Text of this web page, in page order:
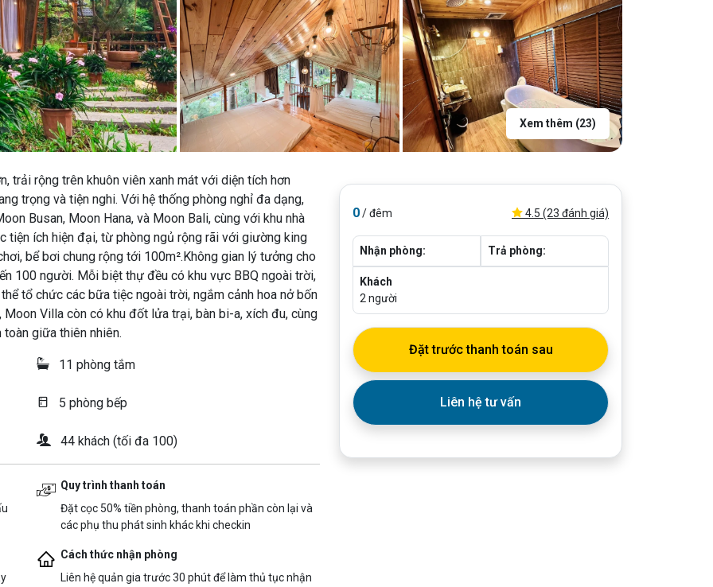
Xem thêm (23)
trải rộng trên khuôn viên xanh mát với diện tích hơn
trọng và tiện nghi. Với hệ thống phòng nghỉ đa dạng,
Busan, Moon Hana, và Moon Bali, cùng với khu nhà
tiện ích hiện đại, từ phòng ngủ rộng rãi với giường king
bể bơi chung rộng tới 100m².Không gian lý tưởng cho
100 người. Mỗi biệt thự đều có khu vực BBQ ngoài trời,
tổ chức các bữa tiệc ngoài trời, ngắm cảnh hoa nở bốn
Villa còn có khu đốt lửa trại, bàn bi-a, xích đu, cùng
giữa thiên nhiên.
11 phòng tắm
5 phòng bếp
44 khách (tối đa 100)
Quy trình thanh toán
Đặt cọc 50% tiền phòng, thanh toán phần còn lại và
các phụ thu phát sinh khác khi checkin
Cách thức nhận phòng
Liên hệ quản gia trước 30 phút để làm thủ tục nhận
0/ đêm 4.5 (23 đánh giá)
Nhận phòng: Trả phòng:
Khách
2người
Đặt trước thanh toán sau
Liên hệ tư vấn